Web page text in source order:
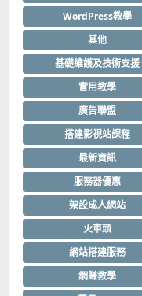
WordPress教學
其他
基礎維護及技術支援
實用教學
廣告聯盟
搭建影視站課程
最新資訊
服務器優惠
架設成人網站
火車頭
網站搭建服務
網賺教學